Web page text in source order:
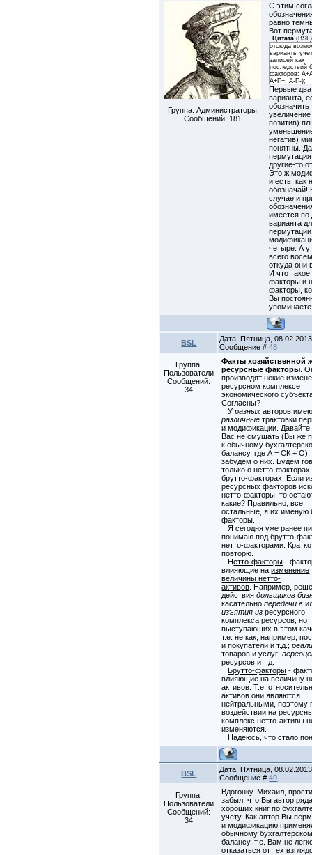
Группа: Администраторы
Сообщений: 181
С этим
равно
Вот
Цитата (BSL)
отсюда
варианты
записей как
последствий
факторов:
А+П+, А-П-);
Первые два
варианта,
обозначить
позитив)
негатив)
понятны.
другие-то
Это ж
и есть, как
случае и
имеется по
варианта
четыре. А у
всего
откуда они
И что такое
факторы и
факторы,
Вы
BSL
Дата: Пятница,
Сообщение #48
Группа:
Пользователи
Сообщений:
34
Факты хозяйственной
ресурсные факторы .
производят некие
ресурсном комплексе
экономического
Согласны?
Уразных авторов
различные трактовки
и модификации.
Вас не смущать (Вы же
к обычному
балансу, где А = СК + О),
забудем о них. Будем
только о нетто-факторах
брутто-факторах. Если
ресурсных факторов
нетто-факторы, то
какие? Правильно, все
остальные, я их именую
факторы.
Я сегодня уже ранее
понимаю под брутто-
нетто-факторами. Кратко
повторю.
Нетто-факторы -
влияющие наизменение
величины нетто-
активов . Например,
действиядольщиков
касательнопередачи в
изъятия из ресурсного
комплекса ресурсов, но
выступающих в этом
т.е. не как, например,
и покупатели и т.д.;
товаров и услуг;
ресурсов и т.д.
Брутто-факторы -
влияющие на величину
активов. Т.е.
активов они являются
нейтральными, поэтому
воздействии на
комплекс нетто-активы
изменяются.
Надеюсь, что стало
BSL
Дата: Пятница,
Сообщение #49
Группа:
Пользователи
Сообщений:
34
Вдогонку. Михаил,
забыл, что Вы автор
хороших книг по
учету. Как автор Вы
и модификацию
обычному
балансу, т.е. Вам не
отказаться от тех